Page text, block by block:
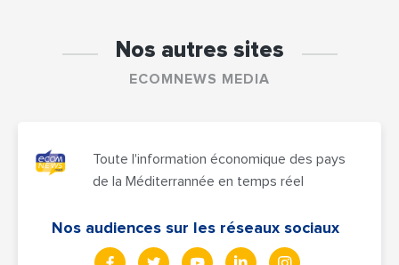
Nos autres sites
ECOMNEWS MEDIA
Toute l'information économique des pays
de la Méditerrannée en temps réel
Nos audiences sur les réseaux sociaux